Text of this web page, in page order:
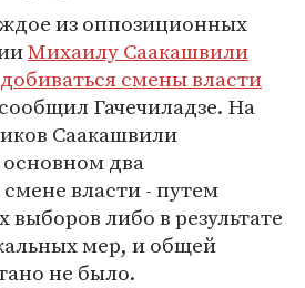
из оппозиционных
Михаилу Саакашвили
добиваться смены власти
Гачечиладзе. На
Саакашвили
два
власти - путем
выборов либо в результате
мер, и общей
не было.